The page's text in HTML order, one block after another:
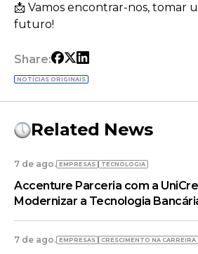
📩 Vamos encontrar-nos, tomar
futuro!
Share:
NOTÍCIAS ORIGINAIS
Related News
7 de ago. EMPRESAS TECNOLOGIA
Accenture Parceria com a
Modernizar a Tecnologia
7 de ago. EMPRESAS CRESCIMENTO NA CARREIRA